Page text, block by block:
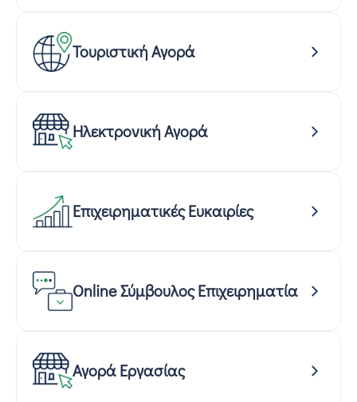
Τουριστική Αγορά
Ηλεκτρονική Αγορά
Επιχειρηματικές Ευκαιρίες
Online Σύμβουλος Επιχειρηματία
Αγορά Εργασίας